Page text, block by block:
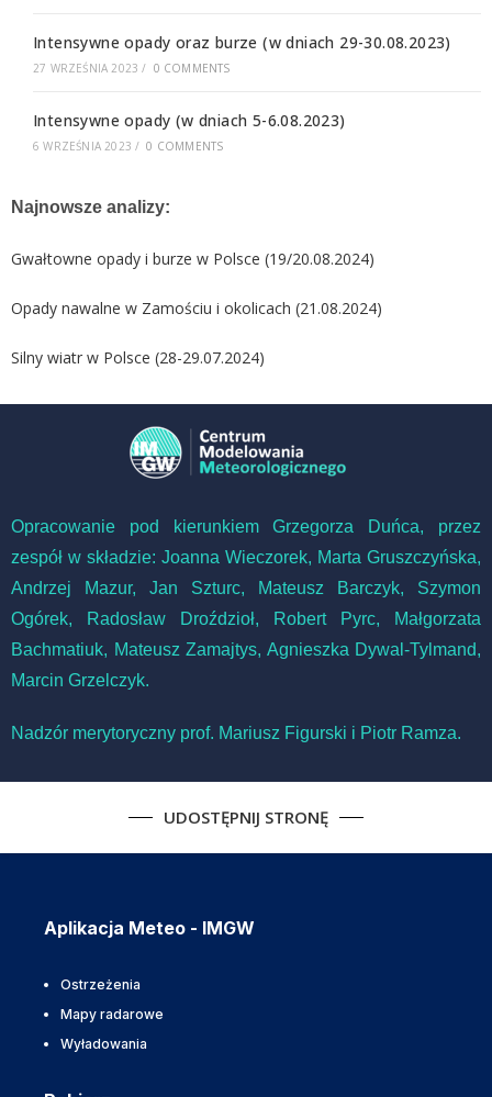
Intensywne opady oraz burze (w dniach 29-30.08.2023)
27 WRZEŚNIA 2023 / 0 COMMENTS
Intensywne opady (w dniach 5-6.08.2023)
6 WRZEŚNIA 2023 / 0 COMMENTS
Najnowsze analizy:
Gwałtowne opady i burze w Polsce (19/20.08.2024)
Opady nawalne w Zamościu i okolicach (21.08.2024)
Silny wiatr w Polsce (28-29.07.2024)
Opracowanie pod kierunkiem Grzegorza Duńca, przez
zespół w składzie: Joanna Wieczorek, Marta Gruszczyńska,
Andrzej Mazur, Jan Szturc, Mateusz Barczyk, Szymon
Ogórek, Radosław Droździoł, Robert Pyrc,
Małgorzata
Bachmatiuk, Mateusz Zamajtys, Agnieszka Dywal-Tylmand,
Marcin Grzelczyk.
Nadzór merytoryczny prof. Mariusz Figurski i Piotr Ramza.
UDOSTĘPNIJ STRONĘ
Aplikacja Meteo - IMGW
Ostrzeżenia
Mapy radarowe
Wyładowania